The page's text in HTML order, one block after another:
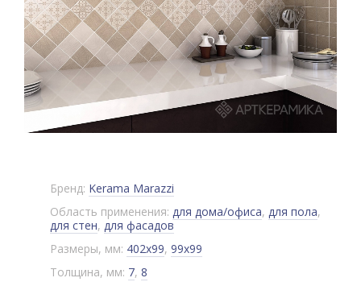
Бренд: Kerama Marazzi
Область применения: для дома/офиса, для пола,
для стен, для фасадов
Размеры, мм: 402x99, 99x99
Толщина, мм: 7, 8